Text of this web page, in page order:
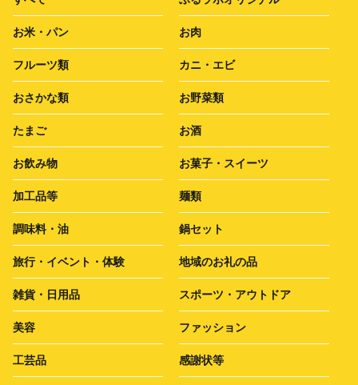
お米・パン お肉
フルーツ類 カニ・エビ
おさかな類 お野菜類
たまご お酒
お飲み物 お菓子・スイーツ
加工品等 麺類
調味料・油 鍋セット
旅行・イベント・体験 地域のお礼の品
雑貨・日用品 スポーツ・アウトドア
美容 ファッション
工芸品 感謝状等